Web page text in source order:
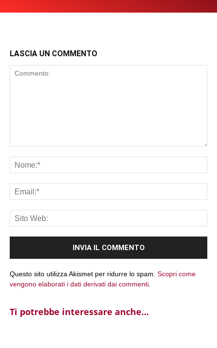
LASCIA UN COMMENTO
Questo sito utilizza Akismet per ridurre lo spam. Scopri come
vengono elaborati i dati derivati dai commenti
Ti potrebbe interessare anche...